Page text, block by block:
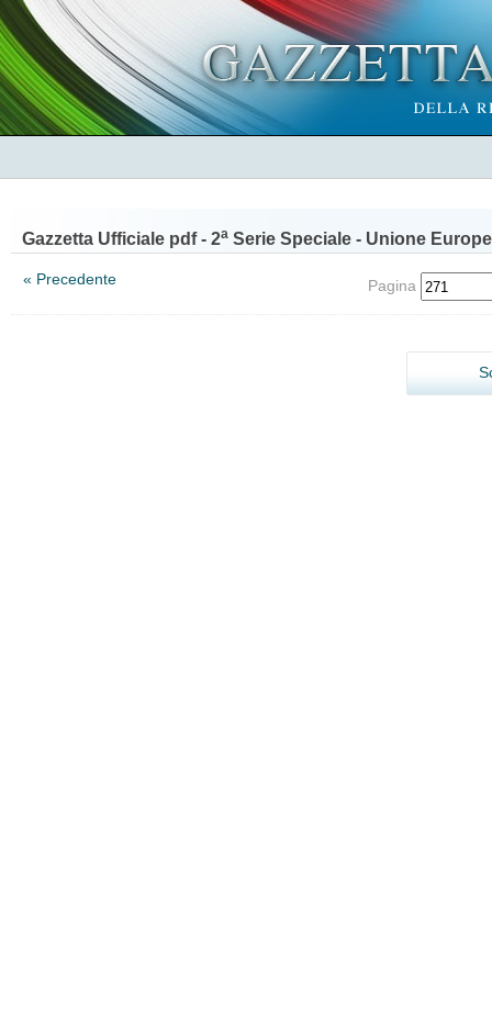
Gazzetta Ufficiale pdf - 2a Serie Speciale - Unione
« Precedente Pagina